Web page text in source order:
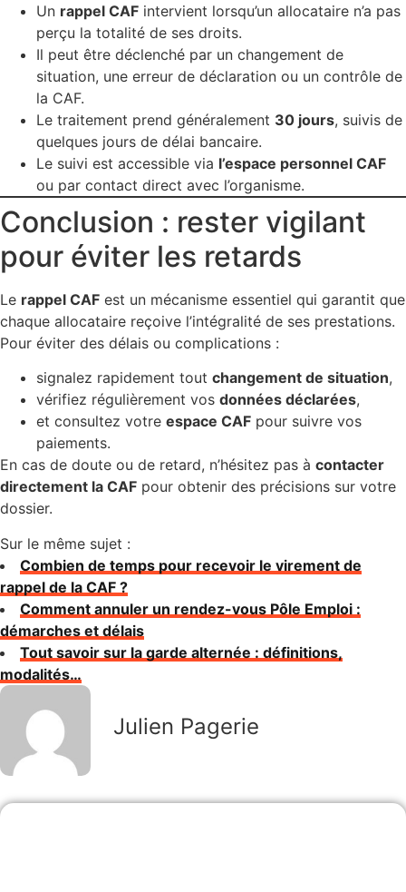
Un rappel CAF intervient lorsqu’un allocataire n’a pas
perçu la totalité de ses droits.
Il peut être déclenché par un changement de
situation, une erreur de déclaration ou un contrôle de
la CAF.
Le traitement prend généralement 30 jours, suivis de
quelques jours de délai bancaire.
Le suivi est accessible via l’espace personnel CAF
ou par contact direct avec l’organisme.
Conclusion : rester vigilant
pour éviter les retards
Le rappel CAF est un mécanisme essentiel qui garantit que
chaque allocataire reçoive l’intégralité de ses prestations.
Pour éviter des délais ou complications :
signalez rapidement tout changement de situation,
vérifiez régulièrement vos données déclarées,
et consultez votre espace CAF pour suivre vos
paiements.
En cas de doute ou de retard, n’hésitez pas à contacter
directement la CAF pour obtenir des précisions sur votre
dossier.
Sur le même sujet :
Combien de temps pour recevoir le virement de
rappel de la CAF ?
Comment annuler un rendez-vous Pôle Emploi :
démarches et délais
Tout savoir sur la garde alternée : définitions,
modalités…
Julien Pagerie